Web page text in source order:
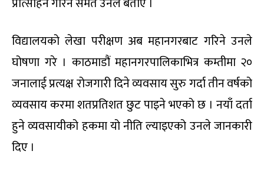
विद्यालयको लेखा परीक्षण अब महानगरबाट गरिने उनले
घोषणा गरे । काठमाडौं महानगरपालिकाभित्र कम्तीमा २०
जनालाई प्रत्यक्ष रोजगारी दिने व्यवसाय सुरु गर्दा तीन वर्षको
व्यवसाय करमा शतप्रतिशत छुट पाइने भएको छ । नयाँ दर्ता
हुने व्यवसायीको हकमा यो नीति ल्याइएको उनले जानकारी
दिए ।